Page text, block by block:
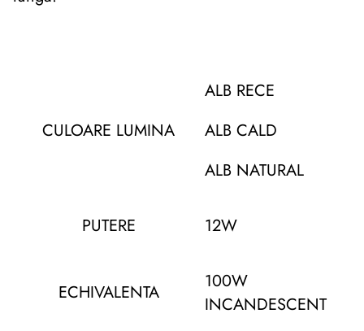
CULOARE LUMINA
ALB RECE
ALB CALD
ALB NATURAL
PUTERE 12W
ECHIVALENTA
100W
INCANDESCENT